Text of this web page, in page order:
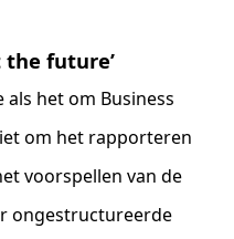
the future’
het om Business
om het rapporteren
voorspellen van de
ongestructureerde